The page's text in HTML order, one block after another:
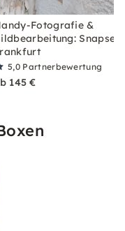
Fotografie &
5,0 Partnerbewertung
145 €